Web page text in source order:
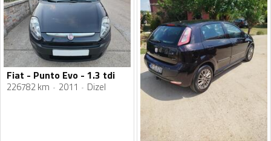
Fiat - Punto Evo - 1.3 tdi
226782 km 2011 Dizel